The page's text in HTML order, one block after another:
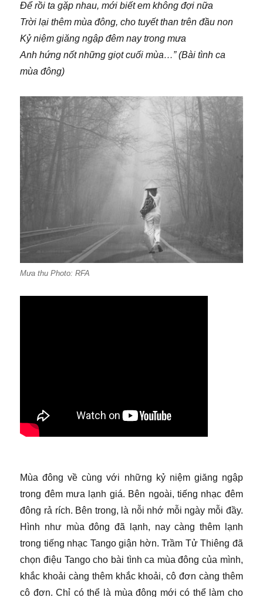
Để rồi ta gặp nhau, mới biết em không đợi nữa
Trời lại thêm mùa đông, cho tuyết than trên đầu non
Kỷ niệm giăng ngập đêm nay trong mưa
Anh hứng nốt những giọt cuối mùa…” (Bài tình ca
mùa đông)
Mưa thu Photo: RFA
Mùa đông về cùng với những kỷ niệm giăng ngập
trong đêm mưa lạnh giá. Bên ngoài, tiếng nhạc đêm
đông rả rích. Bên trong, là nỗi nhớ mỗi ngày mỗi đầy.
Hình như mùa đông đã lạnh, nay càng thêm lạnh
trong tiếng nhạc Tango giận hờn. Trầm Tử Thiêng đã
chọn điệu Tango cho bài tình ca mùa đông của mình,
khắc khoải càng thêm khắc khoải, cô đơn càng thêm
cô đơn. Chỉ có thể là mùa đông mới có thể làm cho